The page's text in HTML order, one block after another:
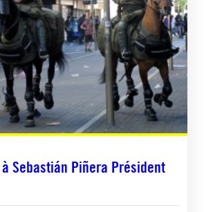
Sebastián Piñera Président